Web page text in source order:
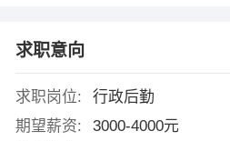
求职意向
求职岗位:
行政后勤
期望薪资:
3000-4000元